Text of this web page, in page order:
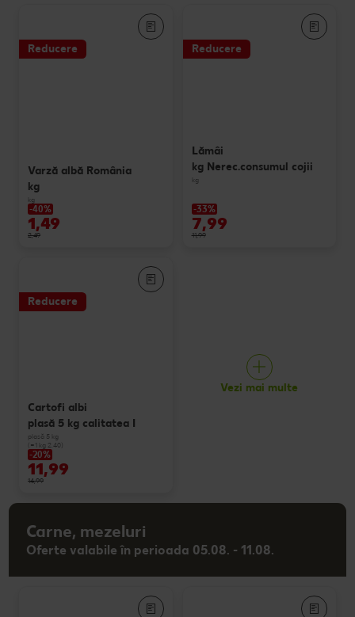
Reducere
Varză albă România
kg
kg
-40%
1,49
2,49
Reducere
Lămâi
kg Nerec.consumul cojii
kg
-33%
7,99
11,99
Reducere
Cartofi albi
plasă 5 kg calitatea I
plasă 5 kg
(=1 kg 2.40)
-20%
11,99
14,99
Vezi mai multe
Carne, mezeluri
Oferte valabile în perioada 05.08. - 11.08.